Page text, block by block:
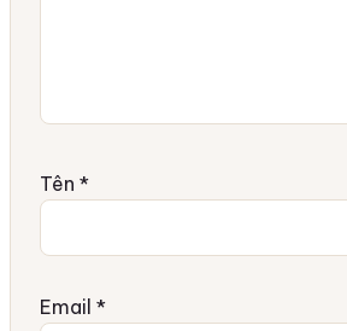
Tên *
Email *